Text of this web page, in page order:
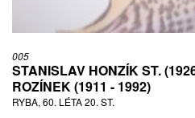
005
STANISLAV HONZÍK ST.
ROZÍNEK (1911 - 1992)
RYBA, 60. LÉTA 20. ST.